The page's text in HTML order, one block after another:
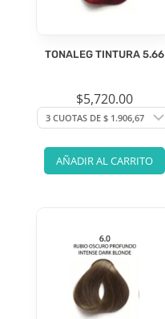
TONALEG TINTURA 5.66
$5,720.00
AÑADIR AL CARRITO